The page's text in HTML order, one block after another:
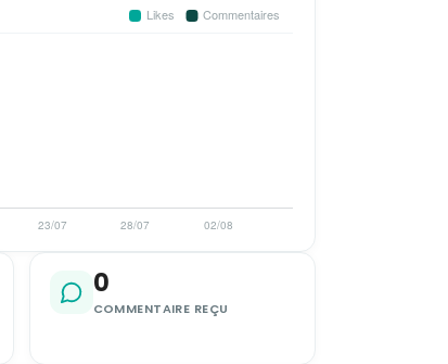
0
COMMENTAIRE REÇU